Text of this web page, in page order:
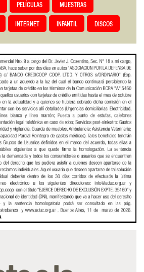
PELÍCULAS MUESTRAS
INTERNET INFANTIL DISCOS